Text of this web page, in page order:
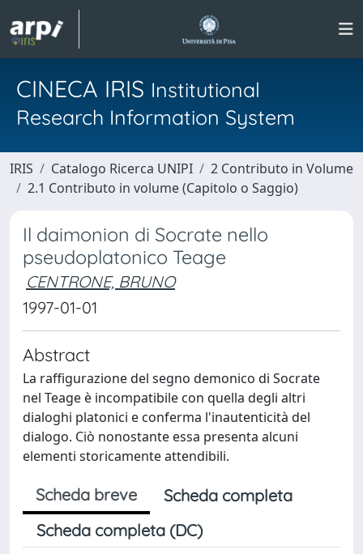
CINECA IRIS Institutional
Research Information System
IRIS Catalogo Ricerca UNIPI
2 Contributo in Volume
2.1 Contributo in volume (Capitolo o Saggio)
Il daimonion di Socrate nello
pseudoplatonico Teage
CENTRONE, BRUNO
1997-01-01
Abstract
La raffigurazione del segno demonico di Socrate
nel Teage è incompatibile con quella degli altri
dialoghi platonici e conferma l'inautenticità del
dialogo. Ciò nonostante essa presenta alcuni
elementi storicamente attendibili.
Scheda breve
Scheda completa
Scheda completa (DC)